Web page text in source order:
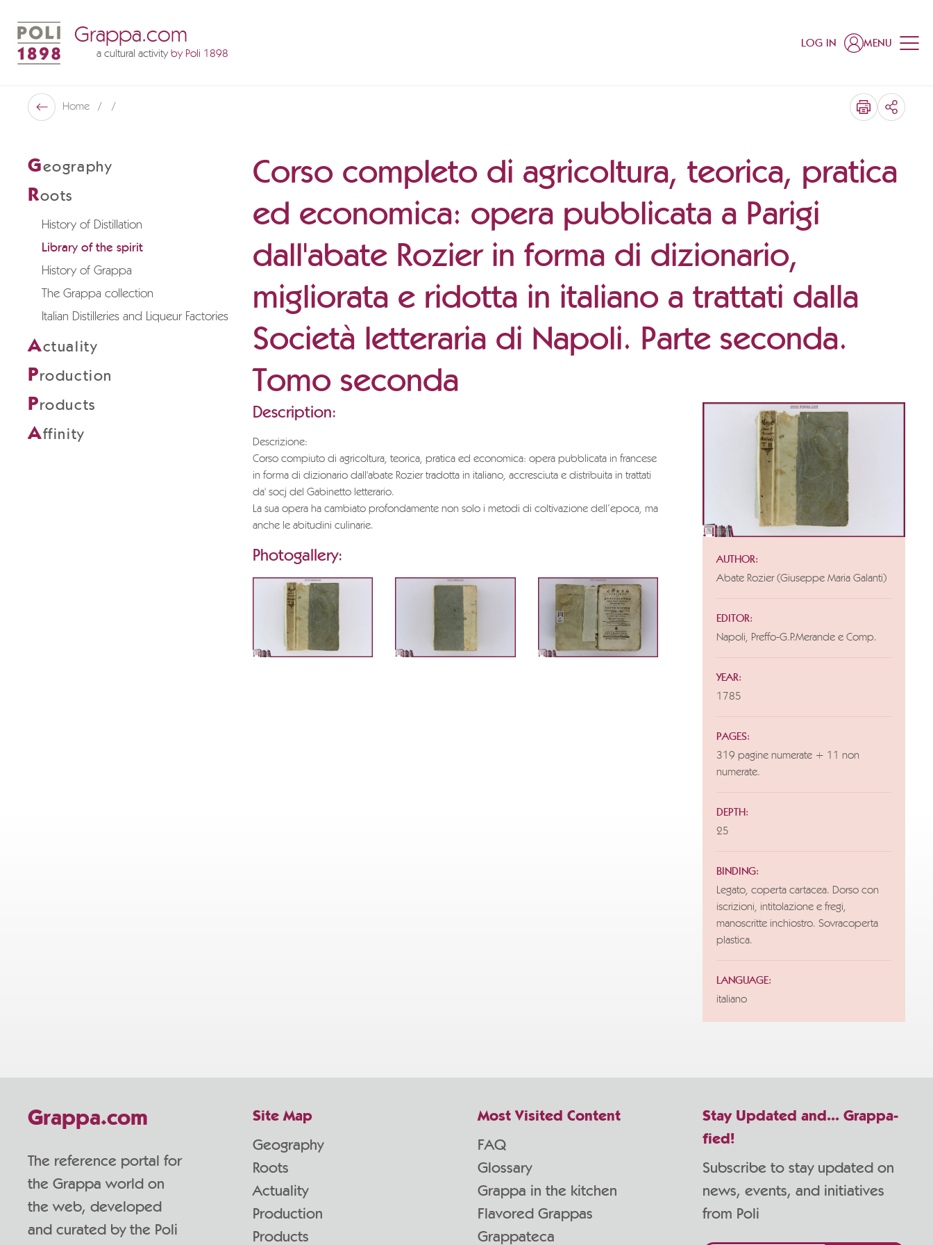
Grappa.com
a cultural activityby Poli 1898
LOG IN MENU
Back
Home SHARE
Geography
Roots
History of Distillation
Library of the spirit
History of Grappa
The Grappa collection
Italian Distilleries and Liqueur Factories
Actuality
Production
Products
Affinity
Corso completo di agricoltura, teorica, pratica
ed economica: opera pubblicata a Parigi
dall'abate Rozier in forma di dizionario,
migliorata e ridotta in italiano a trattati dalla
Società letteraria di Napoli. Parte seconda.
Tomo seconda
AUTHOR:
Abate Rozier (Giuseppe Maria Galanti)
EDITOR:
Napoli, Preffo-G.P.Merande e Comp.
YEAR:
1785
PAGES:
319 pagine numerate + 11 non
numerate.
DEPTH:
25
BINDING:
Legato, coperta cartacea. Dorso con
iscrizioni, intitolazione e fregi,
manoscritte inchiostro. Sovracoperta
plastica.
LANGUAGE:
italiano
Description:
Descrizione:
Corso compiuto di agricoltura, teorica, pratica ed economica: opera pubblicata in francese
in forma di dizionario dall'abate Rozier tradotta in italiano, accresciuta e distribuita in trattati
da' socj del Gabinetto letterario.
La sua opera ha cambiato profondamente non solo i metodi di coltivazione dell’epoca, ma
anche le abitudini culinarie.
Photogallery:
Stay Updated and... Grappa-
fied!
Subscribe to stay updated on
news, events, and initiatives
from Poli
Grappa.com
The reference portal for
the Grappa world on
the web, developed
and curated by the Poli
Site Map
Geography
Roots
Actuality
Production
Products
Most Visited Content
FAQ
Glossary
Grappa in the kitchen
Flavored Grappas
Grappateca